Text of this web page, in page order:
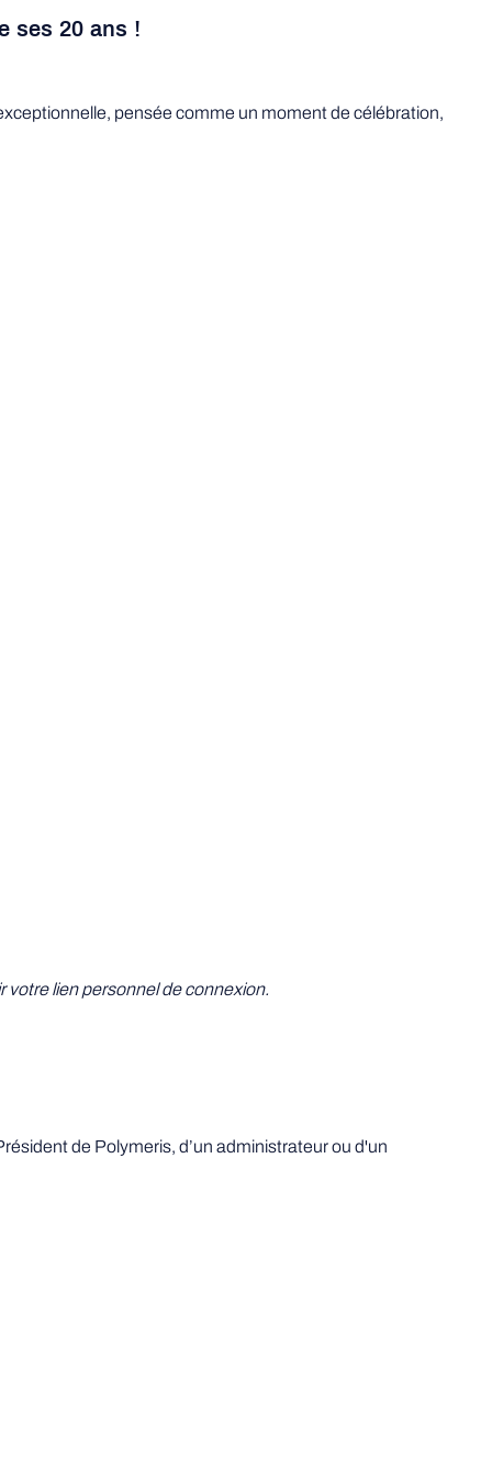
ses 20 ans !
pensée comme un moment de célébration,
lien personnel de connexion.
de Polymeris, d’un administrateur ou d'un